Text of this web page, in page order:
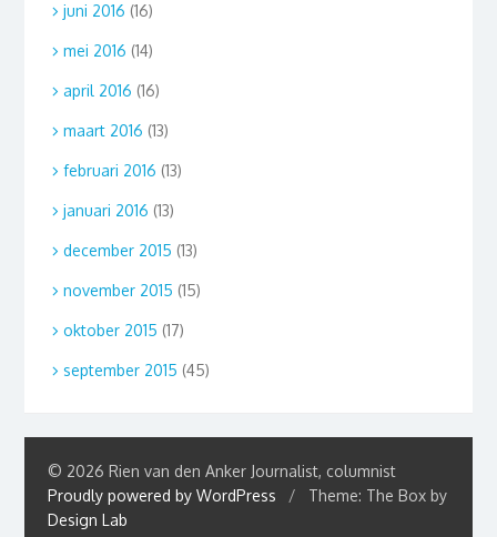
juni 2016 (16)
mei 2016 (14)
april 2016 (16)
maart 2016 (13)
februari 2016 (13)
januari 2016 (13)
december 2015 (13)
november 2015 (15)
oktober 2015 (17)
september 2015 (45)
© 2026 Rien van den Anker Journalist, columnist
Proudly powered by WordPress
/
Theme: The Box by
Design Lab